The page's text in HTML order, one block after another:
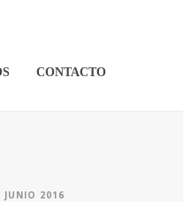
CONTACTO
JUNIO 2016